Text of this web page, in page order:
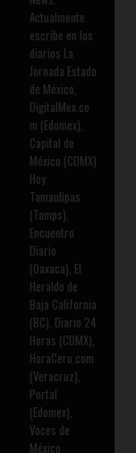
Actualmente
escribe en los
diarios La
Jornada Estado
de México,
DigitalMex.co
m (Edomex),
Capital de
México (CDMX)
Hoy
Tamaulipas
(Tamps),
Encuentro
Diario
(Oaxaca), El
Heraldo de
Baja California
(BC), Diario 24
Horas (CDMX),
HoraCero.com
(Veracruz),
Portal
(Edomex),
Voces de
México